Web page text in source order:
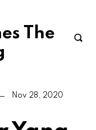
The
Nov 28, 2020